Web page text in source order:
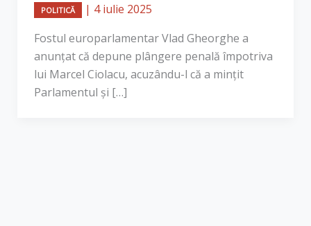
POLITICĂ | 4 iulie 2025
Fostul europarlamentar Vlad Gheorghe a
anunțat că depune plângere penală împotriva
lui Marcel Ciolacu, acuzându-l că a mințit
Parlamentul și […]